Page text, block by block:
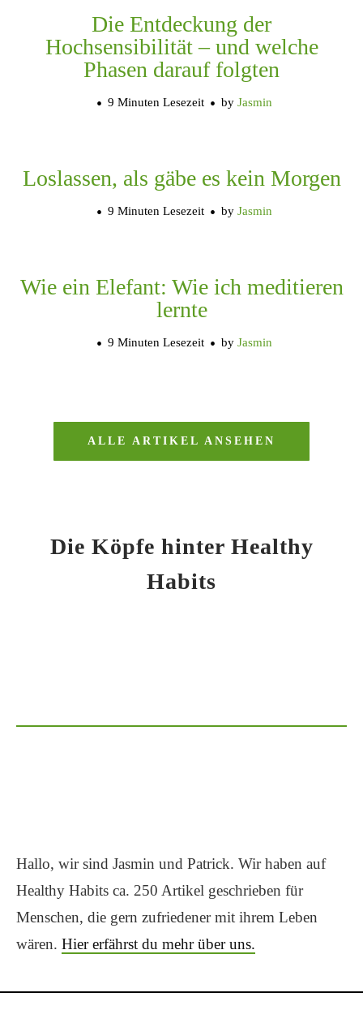
Die Entdeckung der
Hochsensibilität – und welche
Phasen darauf folgten
9 Minuten Lesezeit by Jasmin
Loslassen, als gäbe es kein Morgen
9 Minuten Lesezeit by Jasmin
Wie ein Elefant: Wie ich meditieren
lernte
9 Minuten Lesezeit by Jasmin
ALLE ARTIKEL ANSEHEN
Die Köpfe hinter Healthy
Habits
Hallo, wir sind Jasmin und Patrick. Wir haben auf
Healthy Habits ca. 250 Artikel geschrieben für
Menschen, die gern zufriedener mit ihrem Leben
wären. Hier erfährst du mehr über uns.